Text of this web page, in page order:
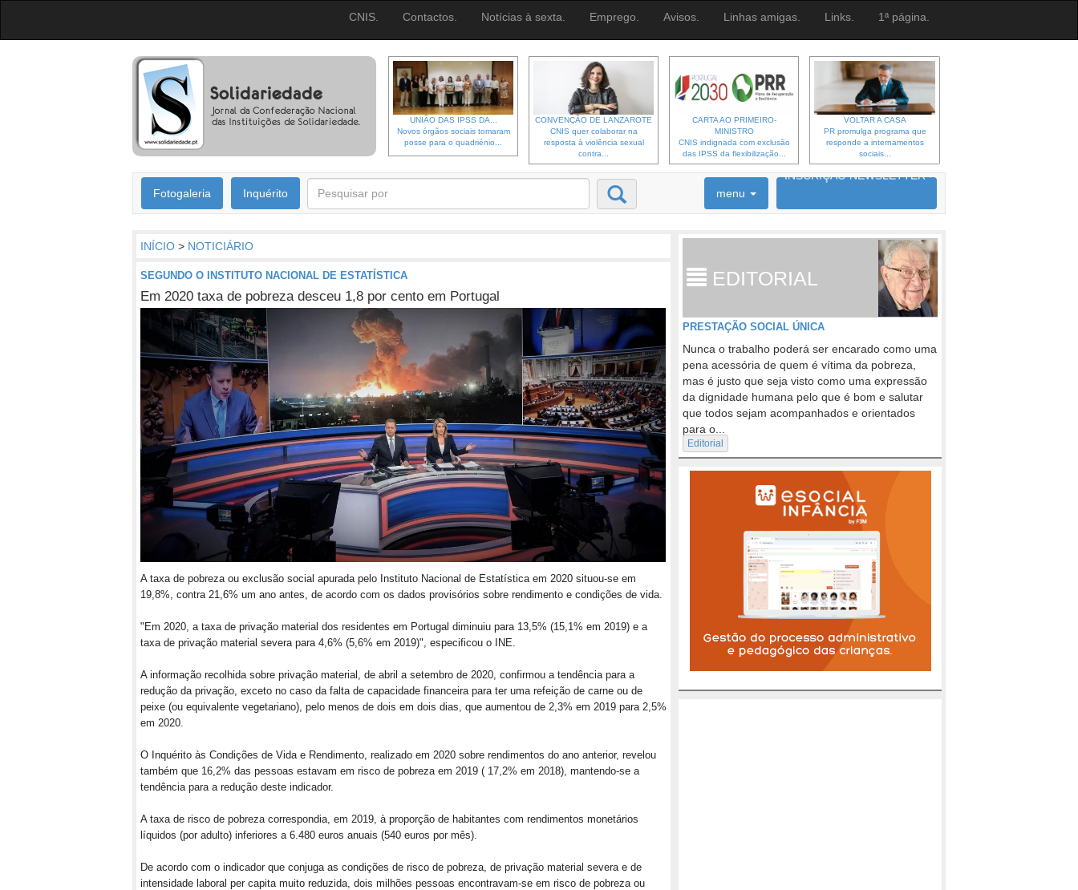
CNIS. Contactos. Notícias à sexta. Emprego. Avisos. Linhas amigas. Links. 1ª página.
UNIÃO DAS IPSS DA...
Novos órgãos sociais tomaram
posse para o quadriénio...
CONVENÇÃO DE LANZAROTE
CNIS quer colaborar na
resposta à violência sexual
contra...
CARTA AO PRIMEIRO-
MINISTRO
CNIS indignada com exclusão
das IPSS da flexibilização...
VOLTAR A CASA
PR promulga programa que
responde a internamentos
sociais...
Fotogaleria Inquérito menu
6692 membros inscritos
INÍCIO > NOTICIÁRIO
SEGUNDO O INSTITUTO NACIONAL DE ESTATÍSTICA
Em 2020 taxa de pobreza desceu 1,8 por cento em Portugal
A taxa de pobreza ou exclusão social apurada pelo Instituto Nacional de Estatística em 2020 situou-se em
19,8%, contra 21,6% um ano antes, de acordo com os dados provisórios sobre rendimento e condições de vida.
"Em 2020, a taxa de privação material dos residentes em Portugal diminuiu para 13,5% (15,1% em 2019) e a
taxa de privação material severa para 4,6% (5,6% em 2019)", especificou o INE.
A informação recolhida sobre privação material, de abril a setembro de 2020, confirmou a tendência para a
redução da privação, exceto no caso da falta de capacidade financeira para ter uma refeição de carne ou de
peixe (ou equivalente vegetariano), pelo menos de dois em dois dias, que aumentou de 2,3% em 2019 para 2,5%
em 2020.
O Inquérito às Condições de Vida e Rendimento, realizado em 2020 sobre rendimentos do ano anterior, revelou
também que 16,2% das pessoas estavam em risco de pobreza em 2019 ( 17,2% em 2018), mantendo-se a
tendência para a redução deste indicador.
A taxa de risco de pobreza correspondia, em 2019, à proporção de habitantes com rendimentos monetários
líquidos (por adulto) inferiores a 6.480 euros anuais (540 euros por mês).
De acordo com o indicador que conjuga as condições de risco de pobreza, de privação material severa e de
intensidade laboral per capita muito reduzida, dois milhões pessoas encontravam-se em risco de pobreza ou
EDITORIAL
PRESTAÇÃO SOCIAL ÚNICA
Nunca o trabalho poderá ser encarado como uma
pena acessória de quem é vítima da pobreza,
mas é justo que seja visto como uma expressão
da dignidade humana pelo que é bom e salutar
que todos sejam acompanhados e orientados
para o...
Editorial